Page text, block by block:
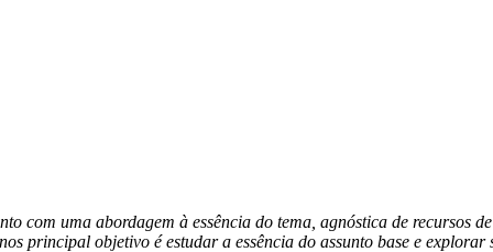
com uma abordagem à essência do tema, agnóstica de recursos
principal objetivo é estudar a essência do assunto base e